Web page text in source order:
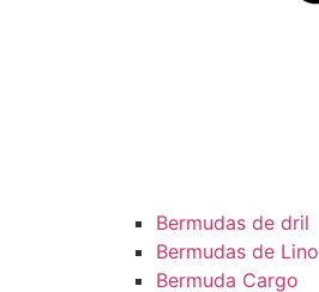
Bermudas de dril
Bermudas de Lino
Bermuda Cargo